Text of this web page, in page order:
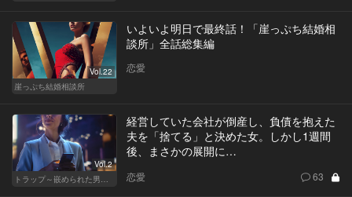
Vol.22
崖っぷち結婚相談所
いよいよ明日で最終話！「崖っぷち結婚相
談所」全話総集編
恋愛
Vol.2
トラップ～嵌められた男と女～
経営していた会社が倒産し、負債を抱えた
夫を「捨てる」と決めた女。しかし1週間
後、まさかの展開に…
恋愛 63